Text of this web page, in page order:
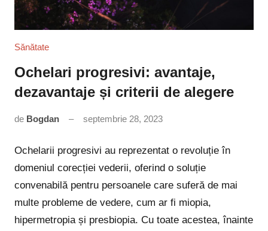
Sănătate
Ochelari progresivi: avantaje,
dezavantaje și criterii de alegere
de Bogdan septembrie 28, 2023
Ochelarii progresivi au reprezentat o revoluție în
domeniul corecției vederii, oferind o soluție
convenabilă pentru persoanele care suferă de mai
multe probleme de vedere, cum ar fi miopia,
hipermetropia și presbiopia. Cu toate acestea, înainte